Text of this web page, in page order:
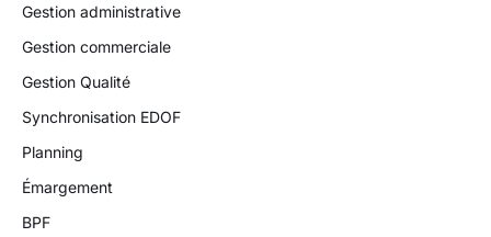
Gestion administrative
Gestion commerciale
Gestion Qualité
Synchronisation EDOF
Planning
Émargement
BPF